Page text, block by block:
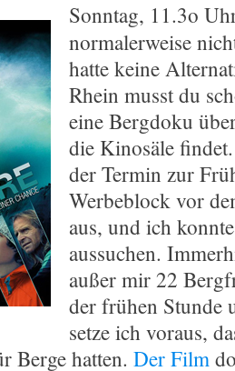
Sonntag, 11.3o
normalerweise
hatte keine
Rhein musst du
eine Bergdoku
die Kinosäle
der Termin zur
Werbeblock vor
aus, und ich
aussuchen.
außer mir 22
der frühen Stunde
setze ich voraus,
Berge hatten. Der Film